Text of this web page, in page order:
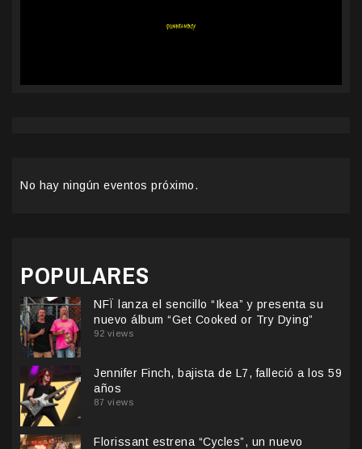
No hay ningún eventos próximo.
POPULARES
NFÏ lanza el sencillo “Ikea” y presenta su
nuevo álbum “Get Cooked or Try Dying”
92 views
Jennifer Finch, bajista de L7, falleció a los 59
años
87 views
Florissant estrena “Cycles”, un nuevo